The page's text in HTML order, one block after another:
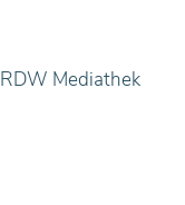
RDW Mediathek